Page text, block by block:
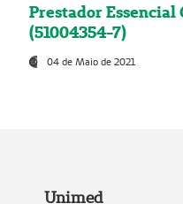
Prestador Essencial
(51004354-7)
04 de Maio de 2021
Unimed